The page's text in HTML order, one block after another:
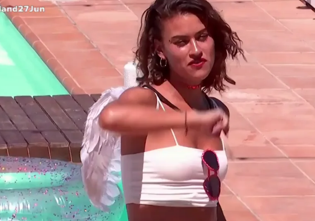
de 2022, 21:53
WhatsappFacebook
X
la fiesta de Cupido.El momento más romántico
los isleños saquen a relucir sus encantos y